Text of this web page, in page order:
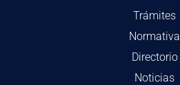
Trámites
Normativa
Directorio
Noticias